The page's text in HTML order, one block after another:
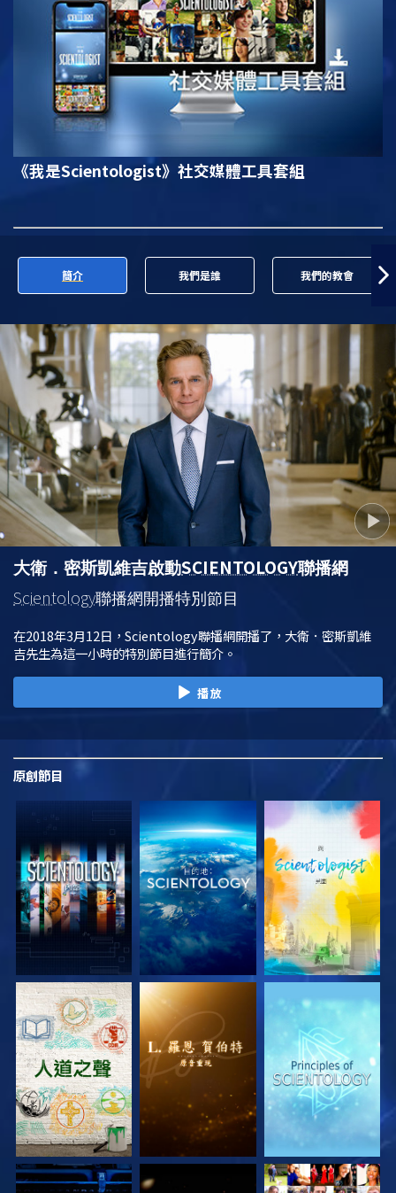
《我是Scientologist》 社交媒體工具套組
簡介 我們是誰 我們的教會
大衛．密斯凱維吉啟動SCIENTOLOGY聯播網
Scientology聯播網開播特別節目
在2018年3月12日，Scientology聯播網開播了，大衛．密斯凱維
吉先生為這一小時的特別節目進行簡介。
播放
原創節目
探索系列節目 探索系列節目 探索系列節目